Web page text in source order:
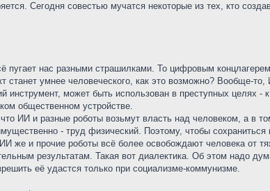
Сегодня совестью мучатся некоторые из тех, кто
пугает нас разными страшилками. То цифровым
станет умнее человеческого, как это возможно? Вообще-
инструмент, может быть использован в преступных целях
общественном устройстве.
ИИ и разные роботы возьмут власть над человеком, а в
- труд физический. Поэтому, чтобы
же и прочие роботы всё более освобождают человека от
результатам. Такая вот диалектика. Об этом надо
её удастся только при социализме-коммунизме.